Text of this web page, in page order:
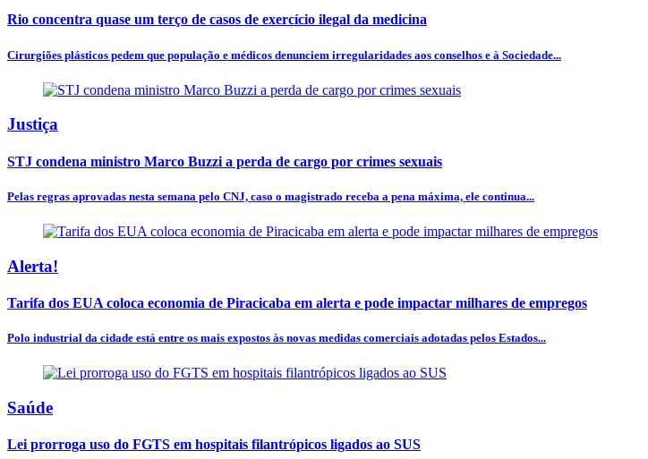
Rio concentra quase um terço de casos de exercício ilegal da medicina
Cirurgiões plásticos pedem que população e médicos denunciem irregularidades aos conselhos e à Sociedade...
Justiça
STJ condena ministro Marco Buzzi a perda de cargo por crimes sexuais
Pelas regras aprovadas nesta semana pelo CNJ, caso o magistrado receba a pena máxima, ele continua...
Alerta!
Tarifa dos EUA coloca economia de Piracicaba em alerta e pode impactar milhares de empregos
Polo industrial da cidade está entre os mais expostos às novas medidas comerciais adotadas pelos Estados...
Saúde
Lei prorroga uso do FGTS em hospitais filantrópicos ligados ao SUS